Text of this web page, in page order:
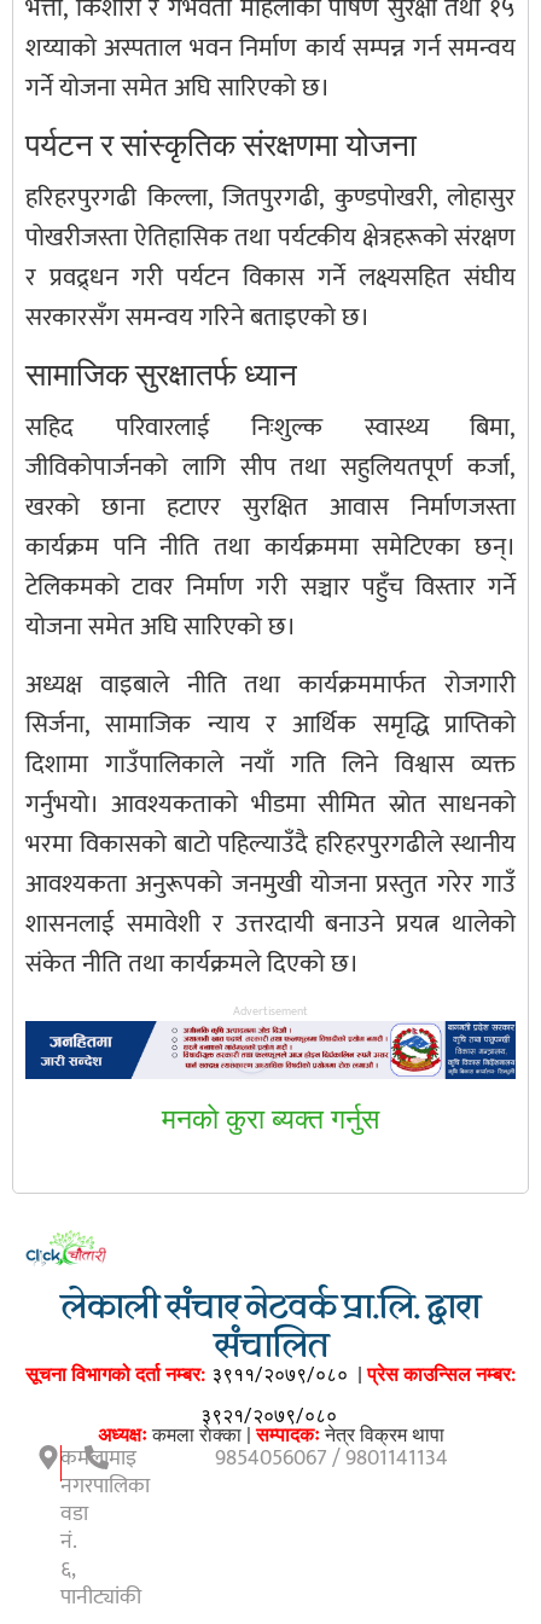
शय्याको अस्पताल भवन निर्माण कार्य सम्पन्न गर्न समन्वय
गर्ने योजना समेत अघि सारिएको छ।
पर्यटन र सांस्कृतिक संरक्षणमा योजना
हरिहरपुरगढी किल्ला, जितपुरगढी, कुण्डपोखरी, लोहासुर
पोखरीजस्ता ऐतिहासिक तथा पर्यटकीय क्षेत्रहरूको संरक्षण
र प्रवद्र्धन गरी पर्यटन विकास गर्ने लक्ष्यसहित संघीय
सरकारसँग समन्वय गरिने बताइएको छ।
सामाजिक सुरक्षातर्फ ध्यान
सहिद परिवारलाई निःशुल्क स्वास्थ्य बिमा,
जीविकोपार्जनको लागि सीप तथा सहुलियतपूर्ण कर्जा,
खरको छाना हटाएर सुरक्षित आवास निर्माणजस्ता
कार्यक्रम पनि नीति तथा कार्यक्रममा समेटिएका छन्।
टेलिकमको टावर निर्माण गरी सञ्चार पहुँच विस्तार गर्ने
योजना समेत अघि सारिएको छ।
अध्यक्ष वाइबाले नीति तथा कार्यक्रममार्फत रोजगारी
सिर्जना, सामाजिक न्याय र आर्थिक समृद्धि प्राप्तिको
दिशामा गाउँपालिकाले नयाँ गति लिने विश्वास व्यक्त
गर्नुभयो। आवश्यकताको भीडमा सीमित स्रोत साधनको
भरमा विकासको बाटो पहिल्याउँदै हरिहरपुरगढीले स्थानीय
आवश्यकता अनुरूपको जनमुखी योजना प्रस्तुत गरेर गाउँ
शासनलाई समावेशी र उत्तरदायी बनाउने प्रयत्न थालेको
संकेत नीति तथा कार्यक्रमले दिएको छ।
Advertisement
मनकाे कुरा ब्यक्त गर्नुस
लेकाली संचार नेटवर्क प्रा.लि. द्वारा
संचालित
सूचना विभागको दर्ता नम्बर: ३९११/२०७९/०८० |प्रेस काउन्सिल नम्बर:
३९२१/२०७९/०८०
अध्यक्षःकमला राेक्का |सम्पादकःनेत्र विक्रम थापा
कमलामाइ
नगरपालिका
वडा
नं.
६,
पानीट्यांकी
9854056067 / 9801141134